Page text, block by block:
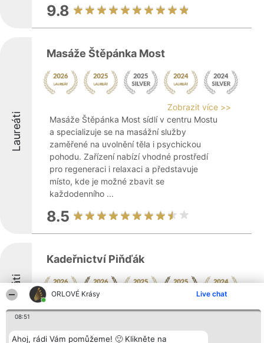
ORLOVÉ Krásy Live chat
08:51
Ahoj, rádi Vám pomůžeme! 🙂 Klikněte na
9.8
Laureáti
Masáže Štěpánka Most
Zobrazit více >>
Masáže Štěpánka Most sídlí v centru Mostu
a specializuje se na masážní služby
zaměřené na uvolnění těla i psychickou
pohodu. Zařízení nabízí vhodné prostředí
pro regeneraci i relaxaci a představuje
místo, kde je možné zbavit se
každodenního ...
8.5
Laureáti
Kadeřnictví Piňďák
Zobrazit více >>
9.4